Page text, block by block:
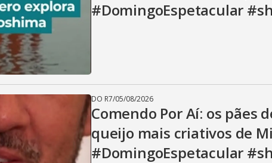
#DomingoEspetacular
DO R7/05/08/2026
Comendo Por Aí: os pães
queijo mais criativos de
#DomingoEspetacular